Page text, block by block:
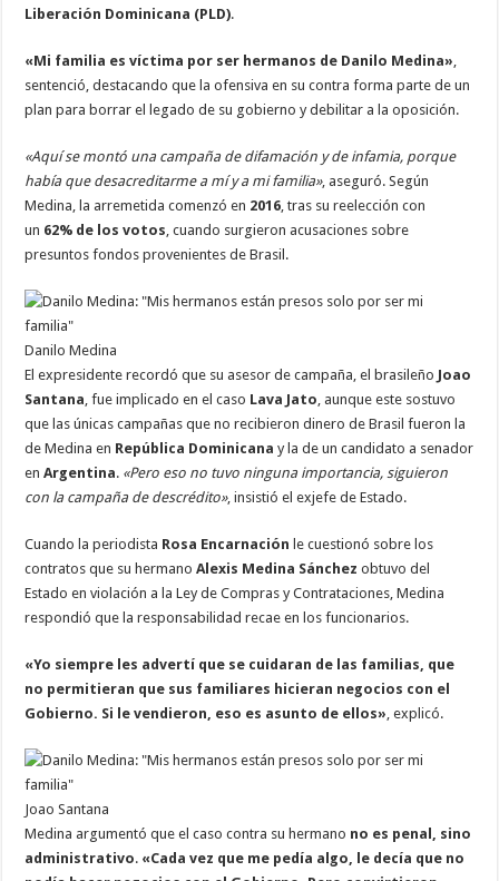
Liberación Dominicana (PLD).
«Mi familia es víctima por ser hermanos de Danilo Medina»,
sentenció, destacando que la ofensiva en su contra forma parte de un
plan para borrar el legado de su gobierno y debilitar a la oposición.
«Aquí se montó una campaña de difamación y de infamia, porque
había que desacreditarme a mí y a mi familia», aseguró. Según
Medina, la arremetida comenzó en 2016, tras su reelección con
un 62% de los votos, cuando surgieron acusaciones sobre
presuntos fondos provenientes de Brasil.
Danilo Medina
El expresidente recordó que su asesor de campaña, el brasileño Joao
Santana, fue implicado en el caso Lava Jato, aunque este sostuvo
que las únicas campañas que no recibieron dinero de Brasil fueron la
de Medina en República Dominicana y la de un candidato a senador
enArgentina. «Pero eso no tuvo ninguna importancia, siguieron
con la campaña de descrédito», insistió el exjefe de Estado.
Cuando la periodista Rosa Encarnación le cuestionó sobre los
contratos que su hermanoAlexis Medina Sánchez obtuvo del
Estado en violación a la Ley de Compras y Contrataciones, Medina
respondió que la responsabilidad recae en los funcionarios.
«Yo siempre les advertí que se cuidaran de las familias, que
no permitieran que sus familiares hicieran negocios con el
Gobierno. Si le vendieron, eso es asunto de ellos», explicó.
Joao Santana
Medina argumentó que el caso contra su hermano no es penal, sino
administrativo. «Cada vez que me pedía algo, le decía que no